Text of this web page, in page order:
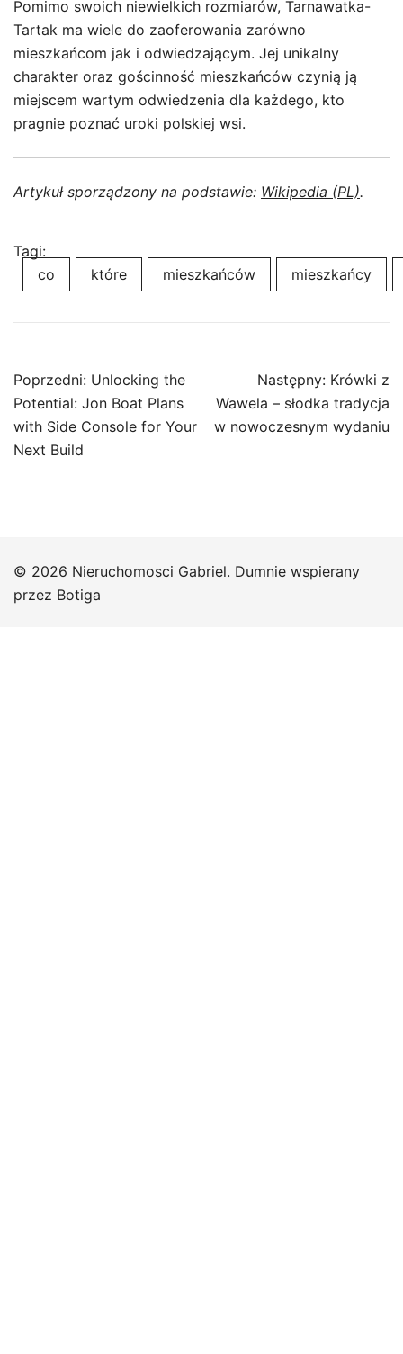
Pomimo swoich niewielkich rozmiarów, Tarnawatka-
Tartak ma wiele do zaoferowania zarówno
mieszkańcom jak i odwiedzającym. Jej unikalny
charakter oraz gościnność mieszkańców czynią ją
miejscem wartym odwiedzenia dla każdego, kto
pragnie poznać uroki polskiej wsi.
Artykuł sporządzony na podstawie: Wikipedia (PL).
Tagi:
co
które mieszkańców mieszkańcy
Nawigacja
wpisu
Poprzedni: Unlocking the
Potential: Jon Boat Plans
with Side Console for Your
Next Build
Następny: Krówki z
Wawela – słodka tradycja
w nowoczesnym wydaniu
© 2026 Nieruchomosci Gabriel. Dumnie wspierany
przez Botiga